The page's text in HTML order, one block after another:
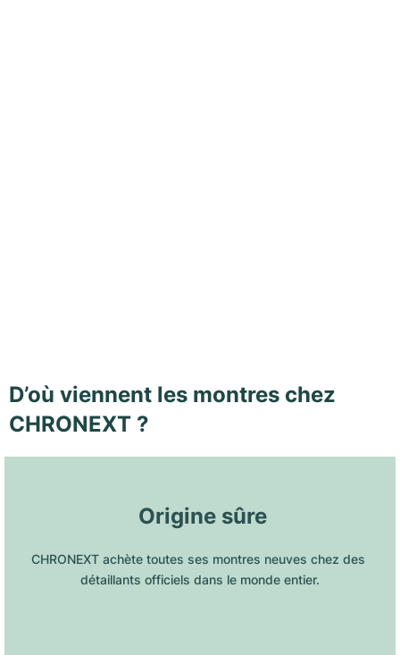
D’où viennent les montres chez
CHRONEXT ?
Origine sûre
CHRONEXT achète toutes ses montres neuves chez des
détaillants officiels dans le monde entier.